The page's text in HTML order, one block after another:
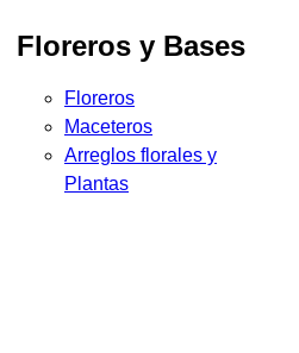
Floreros y Bases
Floreros
Maceteros
Arreglos florales y
Plantas